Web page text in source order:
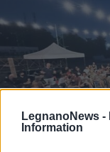
LegnanoNews -
Information